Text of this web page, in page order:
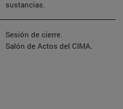
sustancias.
Sesión de cierre.
Salón de Actos del CIMA.